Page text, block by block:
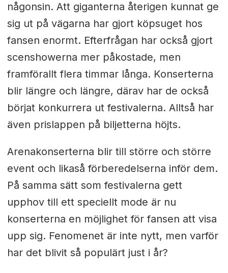
någonsin. Att giganterna återigen kunnat ge
sig ut på vägarna har gjort köpsuget hos
fansen enormt. Efterfrågan har också gjort
scenshowerna mer påkostade, men
framförallt flera timmar långa. Konserterna
blir längre och längre, därav har de också
börjat konkurrera ut festivalerna. Alltså har
även prislappen på biljetterna höjts.
Arenakonserterna blir till större och större
event och likaså förberedelserna inför dem.
På samma sätt som festivalerna gett
upphov till ett speciellt mode är nu
konserterna en möjlighet för fansen att visa
upp sig. Fenomenet är inte nytt, men varför
har det blivit så populärt just i år?